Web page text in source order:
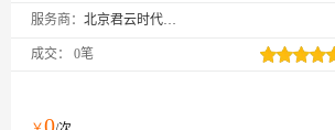
服务商：
北京君云时代科技有限公司
成交： 0笔